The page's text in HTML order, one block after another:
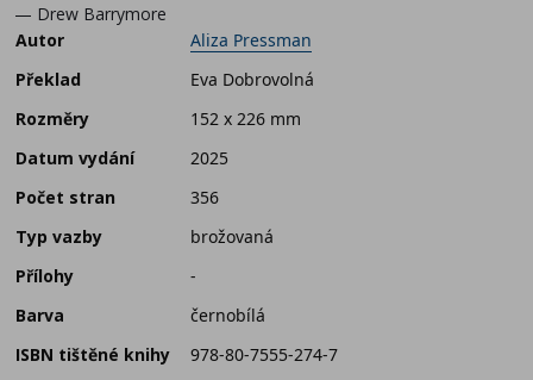
— Drew Barrymore
Autor
Aliza Pressman
Překlad
Eva Dobrovolná
Rozměry
152 x 226 mm
Datum vydání
2025
Počet stran
356
Typ vazby
brožovaná
Přílohy
-
Barva
černobílá
ISBN tištěné knihy
978-80-7555-274-7